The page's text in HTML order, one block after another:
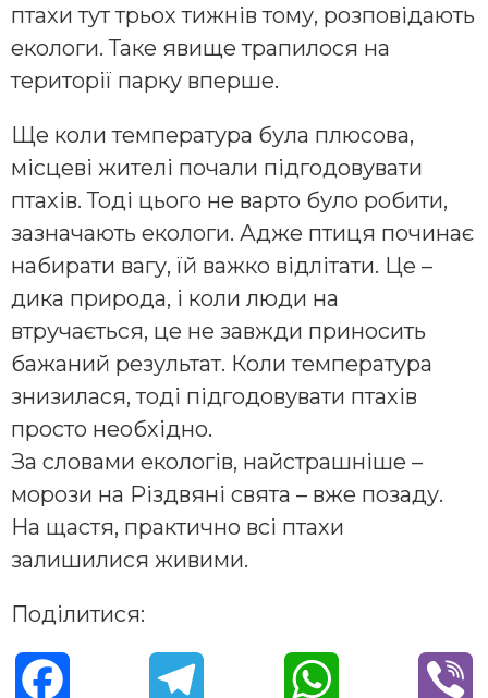
птахи тут трьох тижнів тому, розповідають
екологи. Таке явище трапилося на
території парку вперше.
Ще коли температура була плюсова,
місцеві жителі почали підгодовувати
птахів. Тоді цього не варто було робити,
зазначають екологи. Адже птиця починає
набирати вагу, їй важко відлітати. Це –
дика природа, і коли люди на
втручається, це не завжди приносить
бажаний результат. Коли температура
знизилася, тоді підгодовувати птахів
просто необхідно.
За словами екологів, найстрашніше –
морози на Різдвяні свята – вже позаду.
На щастя, практично всі птахи
залишилися живими.
Поділитися: